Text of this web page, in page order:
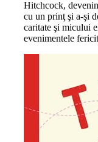
Hitchcock,
cu un prinţ şi a-şi
caritate şi micului
evenimentele